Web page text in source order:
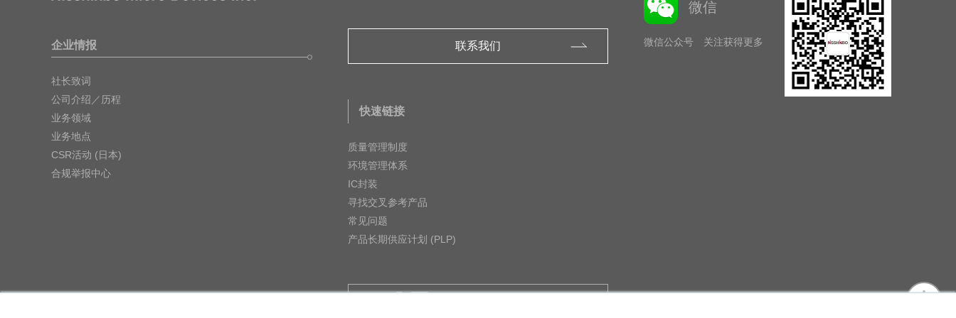
企业情报
社长致词
公司介绍／历程
业务领域
业务地点
CSR活动 (日本)
合规举报中心
联系我们
快速链接
质量管理制度
环境管理体系
IC封装
寻找交叉参考产品
常见问题
产品长期供应计划 (PLP)
微信
微信公众号 关注获得更多